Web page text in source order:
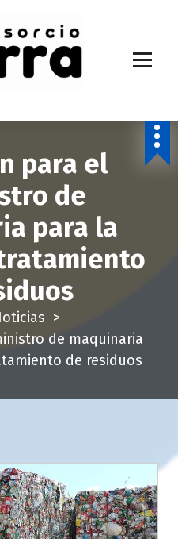
para el
de
para la
>
de maquinaria
de residuos